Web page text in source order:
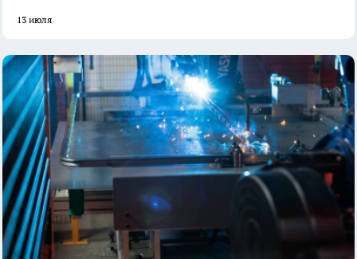
13 июля